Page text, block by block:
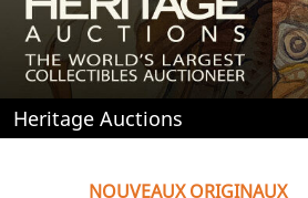
Heritage Auctions
NOUVEAUX ORIGINAUX